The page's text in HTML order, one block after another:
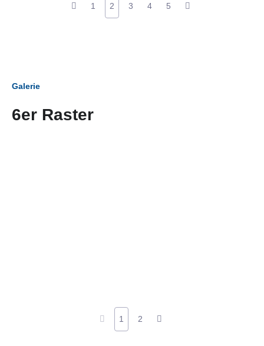
1 2 3 4 5
Galerie
6er Raster
1 2